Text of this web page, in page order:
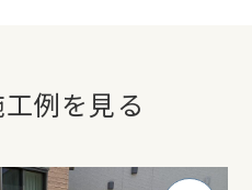
例を見る